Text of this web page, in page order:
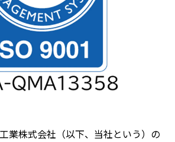
業株式会社（以下、当社という）の